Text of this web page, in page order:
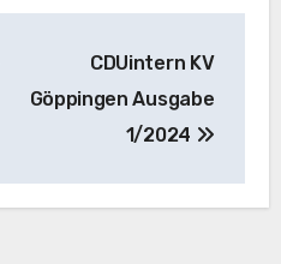
CDUintern KV
Göppingen Ausgabe
1/2024